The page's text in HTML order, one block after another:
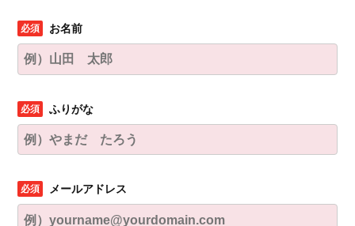
お名前
ふりがな
メールアドレス